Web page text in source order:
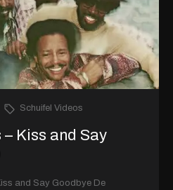
Schuifel Videos
Kiss and Say
and Say Goodbye De